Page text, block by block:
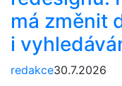
má změnit
i
redakce30.7.2026